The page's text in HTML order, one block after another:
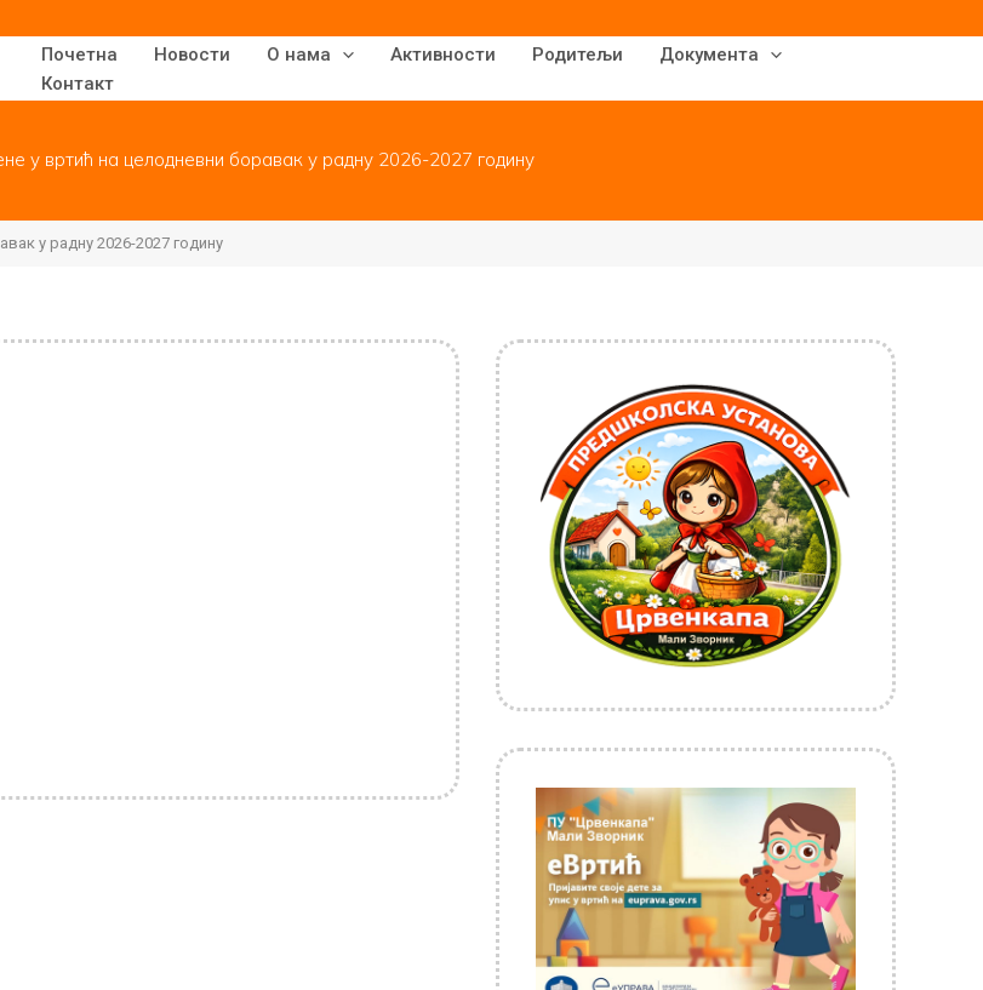
Почетна Новости О нама Активности Родитељи
Документа
Контакт
у вртић на целодневни боравак у радну 2026-2027 годину
у радну 2026-2027 годину